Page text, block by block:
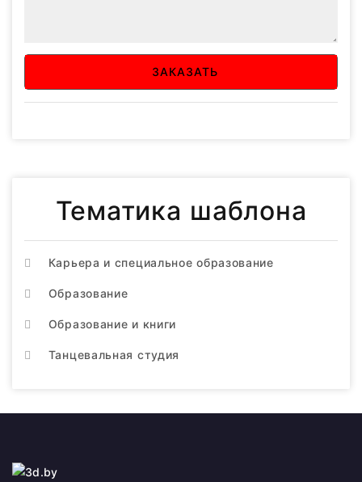
ЗАКАЗАТЬ
Тематика шаблона
Карьера и специальное образование
Образование
Образование и книги
Танцевальная студия